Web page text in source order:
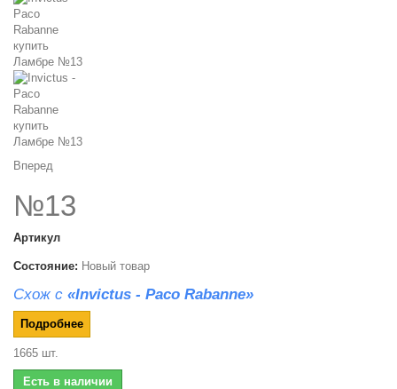
Вперед
№13
Артикул
Состояние: Новый товар
Схож с «Invictus - Paco Rabanne»
Подробнее
1665 шт.
Есть в наличии